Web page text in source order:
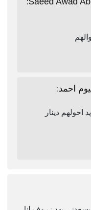
:
احمد:
اريد احولهم دينار